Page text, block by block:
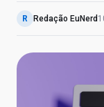
R Redação EuNerd